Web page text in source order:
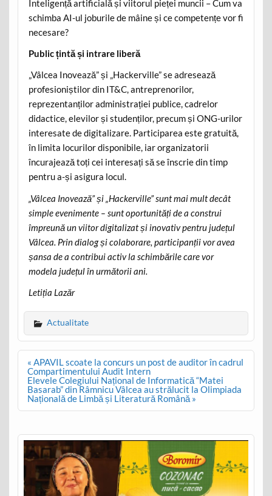
Inteligență artificială și viitorul pieței muncii – Cum va
schimba AI-ul joburile de mâine și ce competențe vor fi
necesare?
Public țintă și intrare liberă
„Vâlcea Inovează” și „Hackerville” se adresează
profesioniștilor din IT&C, antreprenorilor,
reprezentanților administrației publice, cadrelor
didactice, elevilor și studenților, precum și ONG-urilor
interesate de digitalizare. Participarea este gratuită,
în limita locurilor disponibile, iar organizatorii
încurajează toți cei interesați să se înscrie din timp
pentru a-și asigura locul.
„Vâlcea Inovează” și „Hackerville” sunt mai mult decât
simple evenimente – sunt oportunități de a construi
împreună un viitor digitalizat și inovativ pentru județul
Vâlcea. Prin dialog și colaborare, participanții vor avea
șansa de a contribui activ la schimbările care vor
modela județul în următorii ani.
Letiția Lazăr
Actualitate
Post
navigation
« APAVIL scoate la concurs un post de auditor în cadrul
Compartimentului Audit Intern
Elevele Colegiului Național de Informatică “Matei
Basarab” din Râmnicu Vâlcea au strălucit la Olimpiada
Națională de Limbă și Literatură Română »